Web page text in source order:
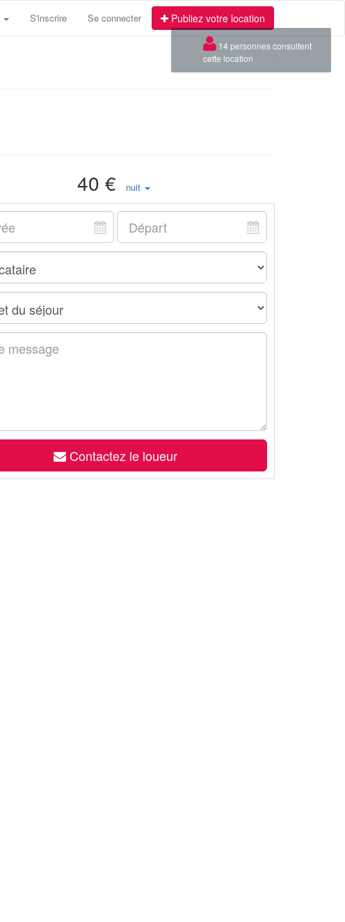
S'inscrire Se connecter Publiez votre location
40 € nuit
Contactez le loueur
×
14 personnes consultent
cette location